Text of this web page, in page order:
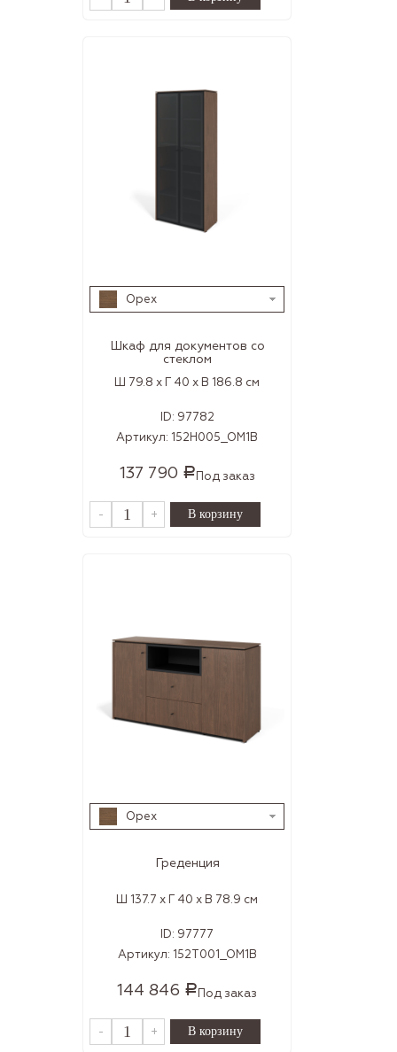
Орех
Шкаф для документов со
стеклом
Ш 79.8 x Г 40 x В 186.8 см
ID: 97782
Артикул: 152H005_OM1B
137 790 Р Под заказ
- +
Орех
Греденция
Ш 137.7 x Г 40 x В 78.9 см
ID: 97777
Артикул: 152T001_OM1B
144 846 Р Под заказ
- +